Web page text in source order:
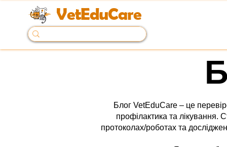
VetEduCare
Блог VetEduCare – це
профілактика та лікування.
протоколах/роботах та